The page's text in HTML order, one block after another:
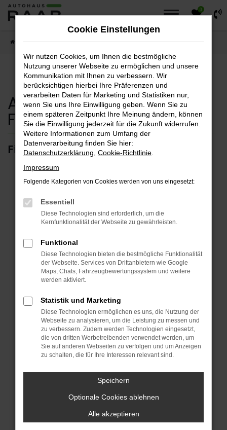
Zum
0
Autohaus Raab
Fahrzeugsuche
Finden sie ihr Traumfahrzeug.
Fehler: Network Error
Beim Laden ist ein Fehler aufgetreten.
Überprüfe deine Firewall und deine
Internetverbindung.
Laden andere Webseiten, zum Beispiel deine
Prüfe deine Browsererweiterungen.
Manche Erweiterungen, wie Werbeblocker,
können das Laden bestimmter Seiten
verhindern. Funktioniert die Seite in einem
anderen Browser oder in einem privaten
Fenster?
Starte dein Gerät neu.
Das kann manchmal helfen, vorübergehende
Probleme zu beheben.
Stelle sicher, dass dein Browser und dein
Betriebssystem auf dem neuesten Stand
Cookie Einstellungen
Wir nutzen Cookies, um Ihnen die bestmögliche
Nutzung unserer Webseite zu ermöglichen und unsere
Kommunikation mit Ihnen zu verbessern. Wir
berücksichtigen hierbei Ihre Präferenzen und
verarbeiten Daten für Marketing und Statistiken nur,
wenn Sie uns Ihre Einwilligung geben. Wenn Sie zu
einem späteren Zeitpunkt Ihre Meinung ändern, können
Sie die Einwilligung jederzeit für die Zukunft widerrufen.
Weitere Informationen zum Umfang der
Datenverarbeitung finden Sie hier:
Datenschutzerklärung Cookie-Richtlinie
Impressum
Folgende Kategorien von Cookies werden von uns eingesetzt:
Essentiell
Diese Technologien sind erforderlich, um die
Kernfunktionalität der Webseite zu gewährleisten.
Funktional
Diese Technologien bieten die bestmögliche Funktionalität
der Webseite. Services von Drittanbietern wie Google
Maps, Chats, Fahrzeugbewertungssystem und weitere
werden aktiviert.
Statistik und Marketing
Diese Technologien ermöglichen es uns, die Nutzung der
Webseite zu analysieren, um die Leistung zu messen und
zu verbessern. Zudem werden Technologien eingesetzt,
die von dritten Werbetreibenden verwendet werden, um
Sie auf anderen Webseiten zu verfolgen und um Anzeigen
zu schalten, die für Ihre Interessen relevant sind.
Speichern
Optionale Cookies ablehnen
Alle akzeptieren